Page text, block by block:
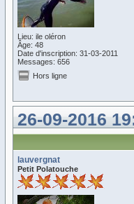
Lieu: ile oléron
Âge: 48
Date d'inscription: 31-03-2011
Messages: 656
Hors ligne
26-09-2016
lauvergnat
Petit Polatouche